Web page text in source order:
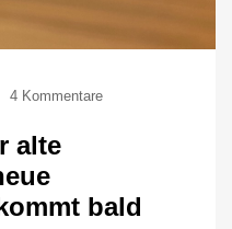
4 Kommentarezu
Lightstrips
und
alte
bald